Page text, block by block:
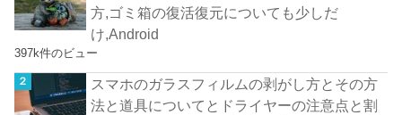
方,ゴミ箱の復活復元についても少しだ
け,Android
397k件のビュー
スマホのガラスフィルムの剥がし方とその方
法と道具についてとドライヤーの注意点と割